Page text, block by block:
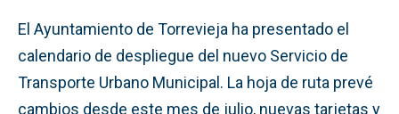
El Ayuntamiento de Torrevieja ha presentado el
calendario de despliegue del nuevo Servicio de
Transporte Urbano Municipal. La hoja de ruta prevé
cambios desde este mes de julio, nuevas tarjetas y